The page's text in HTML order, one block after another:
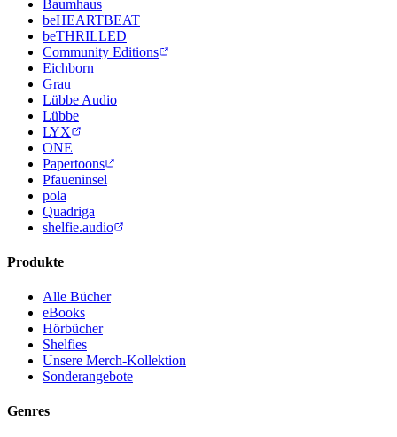
Baumhaus
beHEARTBEAT
beTHRILLED
Community Editions
Eichborn
Grau
Lübbe Audio
Lübbe
LYX
ONE
Papertoons
Pfaueninsel
pola
Quadriga
shelfie.audio
Produkte
Alle Bücher
eBooks
Hörbücher
Shelfies
Unsere Merch-Kollektion
Sonderangebote
Genres